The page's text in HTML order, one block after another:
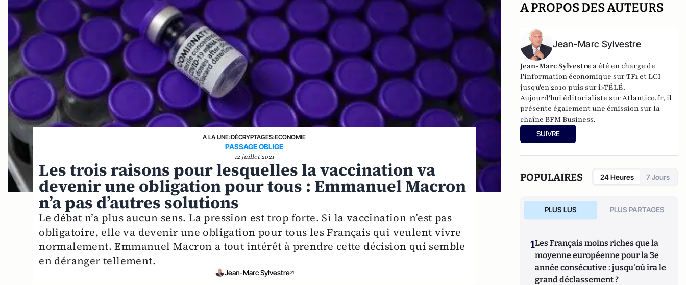
A LA UNE›DÉCRYPTAGES›ECONOMIE
PASSAGE OBLIGE
12 juillet 2021
Les trois raisons pour lesquelles la vaccination va
devenir une obligation pour tous : Emmanuel Macron
n’a pas d’autres solutions
Le débat n’a plus aucun sens. La pression est trop forte. Si la vaccination n’est pas
obligatoire, elle va devenir une obligation pour tous les Français qui veulent vivre
normalement. Emmanuel Macron a tout intérêt à prendre cette décision qui semble
en déranger tellement.
Jean-Marc Sylvestre
A PROPOS DES AUTEURS
Jean-Marc Sylvestre
Jean-Marc Sylvestre a été en charge de
l'information économique sur TF1 et LCI
jusqu'en 2010 puis sur i>TÉLÉ.
Aujourd'hui éditorialiste sur Atlantico.fr, il
présente également une émission sur la
chaîne BFM Business.
SUIVRE
POPULAIRES 24 Heures 7 Jours
PLUS LUS PLUS PARTAGES
1Les Français moins riches que la
moyenne européenne pour la 3e
année consécutive : jusqu'où ira le
grand déclassement ?